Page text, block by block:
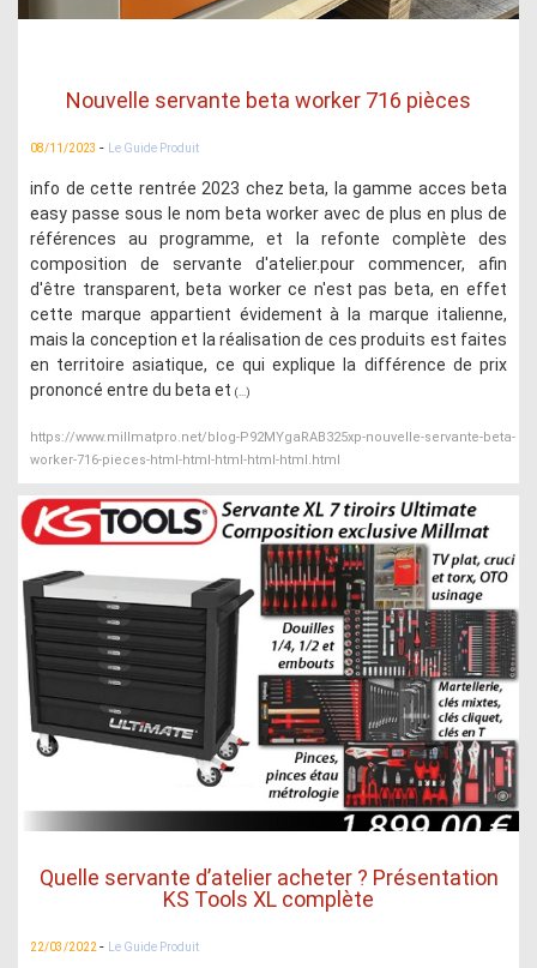
Nouvelle servante beta worker 716 pièces
08/11/2023 - Le Guide Produit
info de cette rentrée 2023 chez beta, la gamme acces beta
easy passe sous le nom beta worker avec de plus en plus de
références au programme, et la refonte complète des
composition de servante d'atelier.pour commencer, afin
d'être transparent, beta worker ce n'est pas beta, en effet
cette marque appartient évidement à la marque italienne,
mais la conception et la réalisation de ces produits est faites
en territoire asiatique, ce qui explique la différence de prix
prononcé entre du beta et (...)
https://www.millmatpro.net/blog-P92MYgaRAB325xp-nouvelle-servante-beta-
worker-716-pieces-html-html-html-html-html.html
Quelle servante d’atelier acheter ? Présentation
KS Tools XL complète
22/03/2022- Le Guide Produit